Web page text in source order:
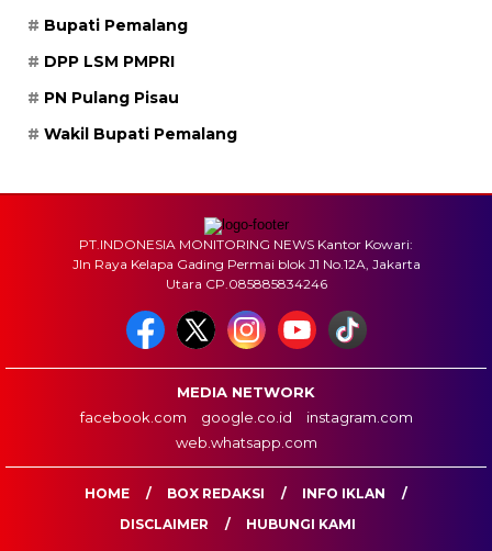
Bupati Pemalang
DPP LSM PMPRI
PN Pulang Pisau
Wakil Bupati Pemalang
PT.INDONESIA MONITORING NEWS Kantor Kowari:
Jln Raya Kelapa Gading Permai blok J1 No.12A, Jakarta
Utara CP.085885834246
MEDIA NETWORK
facebook.com
google.co.id
instagram.com
web.whatsapp.com
HOME BOX REDAKSI
INFO IKLAN
DISCLAIMER
HUBUNGI KAMI